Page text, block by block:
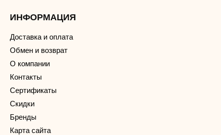
ИНФОРМАЦИЯ
Доставка и оплата
Обмен и возврат
О компании
Контакты
Сертификаты
Скидки
Бренды
Карта сайта